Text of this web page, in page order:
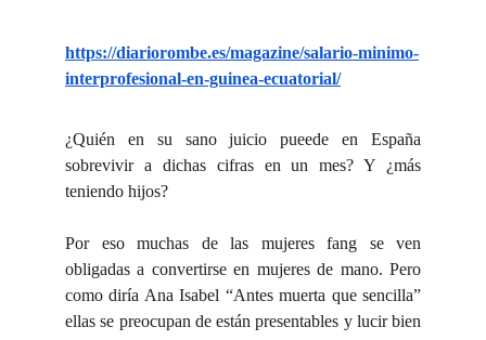
https://diariorombe.es/magazine/salario-minimo-
interprofesional-en-guinea-ecuatorial/
¿Quién en su sano juicio pueede en España
sobrevivir a dichas cifras en un mes? Y ¿más
teniendo hijos?
Por eso muchas de las mujeres fang se ven
obligadas a convertirse en mujeres de mano. Pero
como diría Ana Isabel “Antes muerta que sencilla”
ellas se preocupan de están presentables y lucir bien